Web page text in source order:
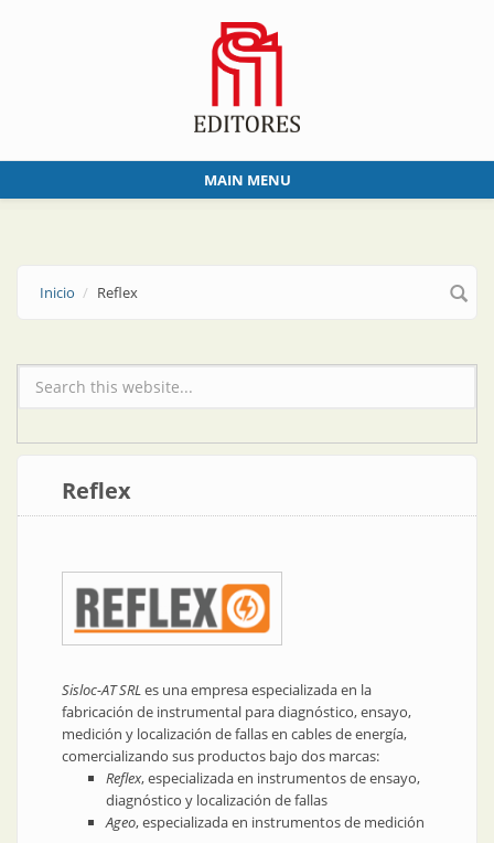
MAIN MENU
Inicio Reflex
Formulario de búsqueda
Reflex
Sisloc-AT SRL es una empresa especializada en la
fabricación de instrumental para diagnóstico, ensayo,
medición y localización de fallas en cables de energía,
comercializando sus productos bajo dos marcas:
Reflex, especializada en instrumentos de ensayo,
diagnóstico y localización de fallas
Ageo, especializada en instrumentos de medición